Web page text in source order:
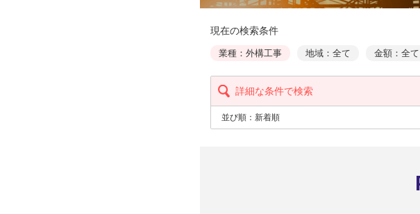
現在の検索条件
業種：外構工事 地域：全て 金額：全て
詳細な条件で検索
並び順： 新着順